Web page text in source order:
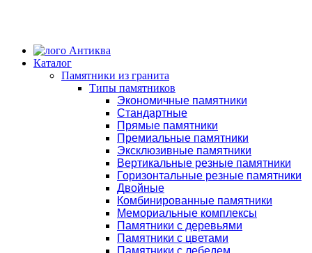
Каталог
Памятники из гранита
Типы памятников
Экономичные памятники
Стандартные
Прямые памятники
Премиальные памятники
Эксклюзивные памятники
Вертикальные резные памятники
Горизонтальные резные памятники
Двойные
Комбинированные памятники
Мемориальные комплексы
Памятники с деревьями
Памятники с цветами
Памятники с лебедем